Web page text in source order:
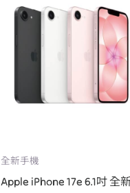
全新手機
Apple iPhone 17e 6.1吋 全